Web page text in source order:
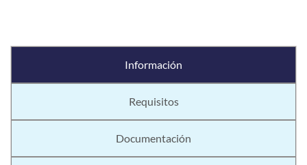
Información
Requisitos
Documentación